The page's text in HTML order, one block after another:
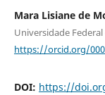
Mara Lisiane de
Universidade
https://orcid.org/
DOI: https://